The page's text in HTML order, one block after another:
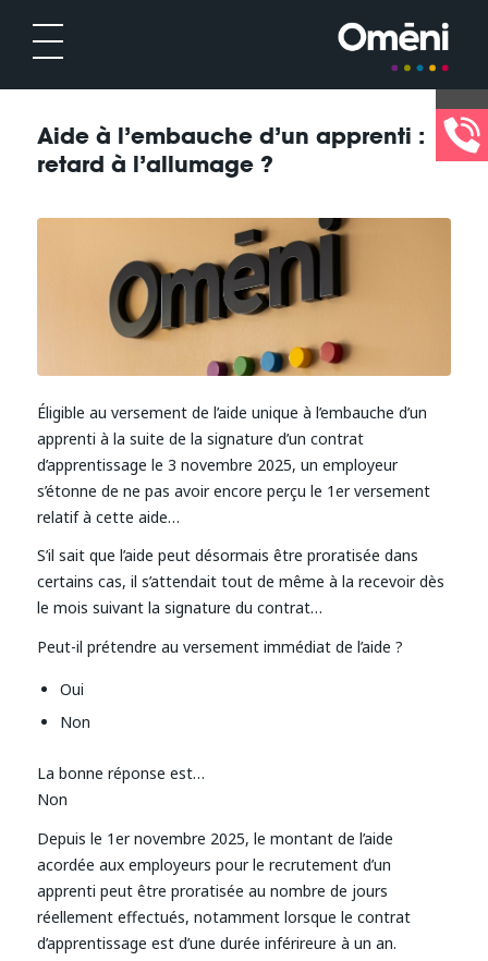
Aide à l’embauche d’un apprenti :
retard à l’allumage ?
Éligible au versement de l’aide unique à l’embauche d’un
apprenti à la suite de la signature d’un contrat
d’apprentissage le 3 novembre 2025, un employeur
s’étonne de ne pas avoir encore perçu le 1er versement
relatif à cette aide…
S’il sait que l’aide peut désormais être proratisée dans
certains cas, il s’attendait tout de même à la recevoir dès
le mois suivant la signature du contrat…
Peut-il prétendre au versement immédiat de l’aide ?
Oui
Non
La bonne réponse est…
Non
Depuis le 1er novembre 2025, le montant de l’aide
acordée aux employeurs pour le recrutement d’un
apprenti peut être proratisée au nombre de jours
réellement effectués, notamment lorsque le contrat
d’apprentissage est d’une durée inférireure à un an.